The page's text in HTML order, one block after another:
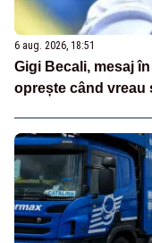
6 aug. 2026, 18:51
Gigi Becali, mesaj
oprește când vreau